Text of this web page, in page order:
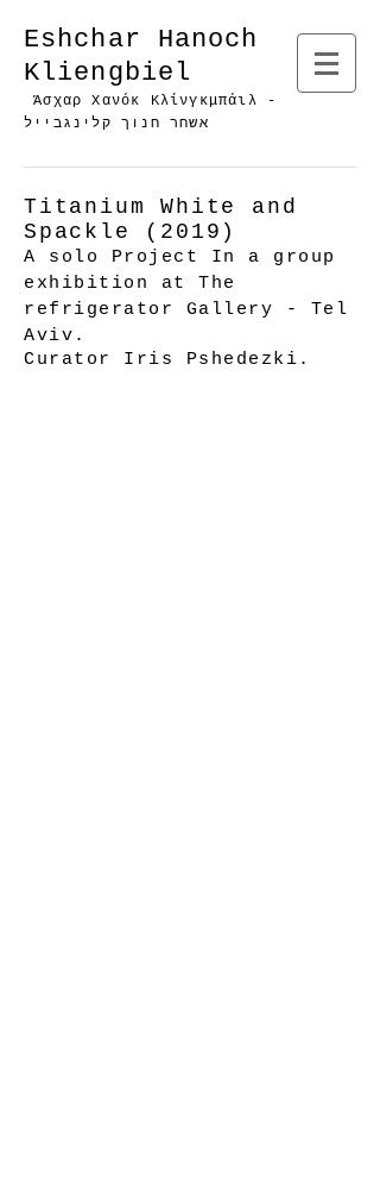
Eshchar Hanoch
Kliengbiel
Άσχαρ Χανόκ Κλίνγκμπάιλ -
אשחר חנוך קלינגבייל
Titanium White and
Spackle (2019)
A solo Project In a group
exhibition at The
refrigerator Gallery - Tel
Aviv.
Curator Iris Pshedezki.